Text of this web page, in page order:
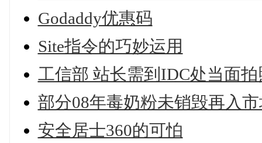
Godaddy优惠码
Site指令的巧妙运用
工信部 站长需到IDC处当面
部分08年毒奶粉未销毁再入
安全居士360的可怕